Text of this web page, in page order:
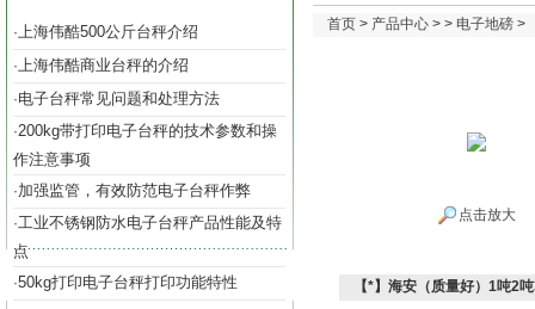
·上海伟酷500公斤台秤介绍
·上海伟酷商业台秤的介绍
·电子台秤常见问题和处理方法
·200kg带打印电子台秤的技术参数和操
作注意事项
·加强监管，有效防范电子台秤作弊
·工业不锈钢防水电子台秤产品性能及特
点
·50kg打印电子台秤打印功能特性
首页 > 产品中心 > > 电子地磅 >
点击放大
【*】海安（质量好）1吨2